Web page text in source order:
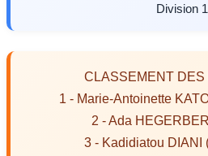
Division
CLASSEMENT
1 - Marie-Antoinette
2 - Ada
3 - Kadidiatou DIANI